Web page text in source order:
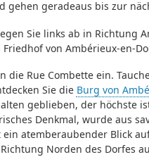
gehen geradeaus bis zur
Sie links ab in Richtung
von Ambérieux-en-
die Rue Combette ein.
Sie die Burg von
geblieben, der höchste
Denkmal, wurde aus
ein atemberaubender Blick
Norden des Dorfes